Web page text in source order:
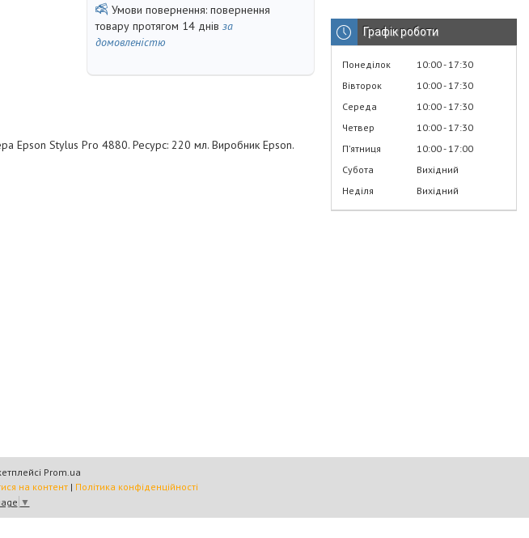
повернення
товару протягом 14 днів за
домовленістю
Epson Stylus Pro 4880. Ресурс: 220 мл. Виробник Epson.
Графік роботи
Понеділок 10:00 17:30
Вівторок
10:00 17:30
Середа
10:00 17:30
Четвер
10:00 17:30
Пʼятниця
10:00 17:00
Субота
Вихідний
Неділя
Вихідний
Prom.ua
на контент | Політика конфіденційності
▼